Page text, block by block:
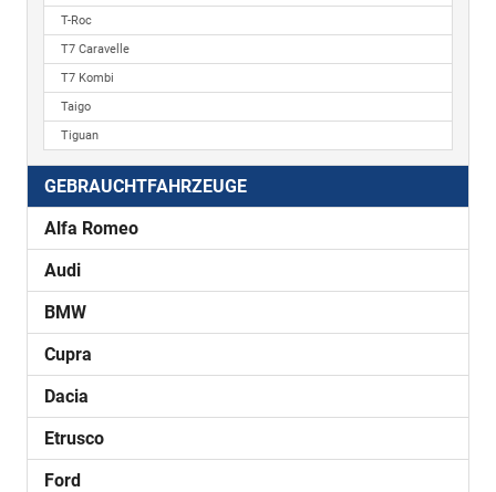
T-Roc
T7 Caravelle
T7 Kombi
Taigo
Tiguan
GEBRAUCHTFAHRZEUGE
Alfa Romeo
Audi
BMW
Cupra
Dacia
Etrusco
Ford